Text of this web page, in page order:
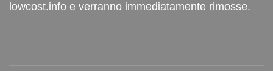
lowcost.info e verranno immediatamente rimosse.